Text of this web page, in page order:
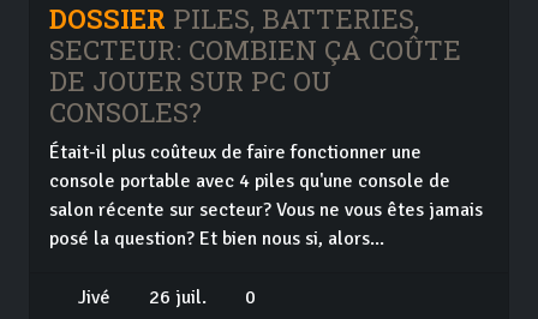
DOSSIER PILES, BATTERIES,
SECTEUR: COMBIEN ÇA COÛTE
DE JOUER SUR PC OU
CONSOLES?
Était-il plus coûteux de faire fonctionner une
console portable avec 4 piles qu'une console de
salon récente sur secteur? Vous ne vous êtes jamais
posé la question? Et bien nous si, alors...
Jivé 26 juil. 0